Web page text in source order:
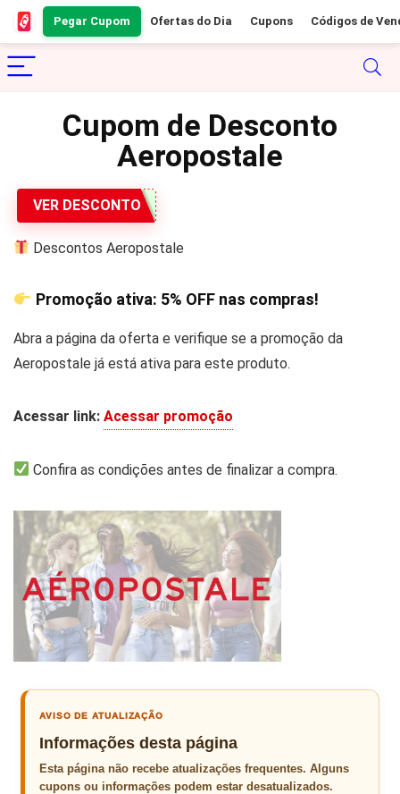
Pegar Cupom Ofertas do Dia Cupons Códigos de
Cupom de Desconto
Aeropostale
VER DESCONTO
Descontos Aeropostale
Promoção ativa: 5% OFFnas compras!
Abra a página da oferta e verifique se a promoção da
Aeropostale já está ativa para este produto.
Acessar link: Acessar promoção
Confira as condições antes de finalizar a compra.
AVISO DE ATUALIZAÇÃO
Informações desta página
Esta página não recebe atualizações frequentes. Alguns
cupons ou informações podem estar desatualizados.